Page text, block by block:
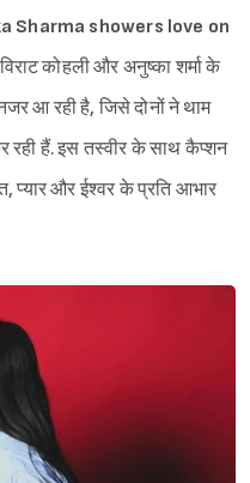
in
Sharma showers love on
कोहली और अनुष्का शर्मा के
आ रही है, जिसे दोनों ने थाम
हैं. इस तस्वीर के साथ कैप्शन
प्यार और ईश्वर के प्रति आभार